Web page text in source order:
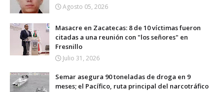
Agosto 05, 2026
Masacre en Zacatecas: 8 de 10 víctimas fueron
citadas a una reunión con "los señores" en
Fresnillo
Julio 31, 2026
Semar asegura 90 toneladas de droga en 9
meses; el Pacífico, ruta principal del narcotráfico